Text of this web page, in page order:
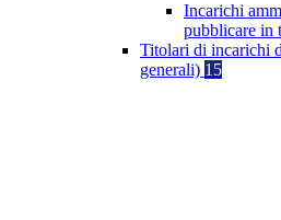
Incarichi
pubblicare in
Titolari di incarichi
generali) 15